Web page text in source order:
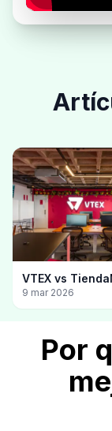
VTEX vs
9 mar 2026
Por